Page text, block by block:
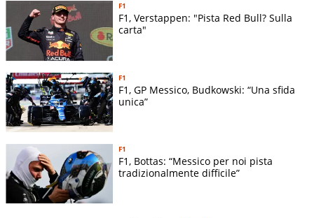
F1
F1, Verstappen: "Pista Red Bull? Sulla
carta"
F1
F1, GP Messico, Budkowski: “Una sfida
unica”
F1
F1, Bottas: “Messico per noi pista
tradizionalmente difficile”